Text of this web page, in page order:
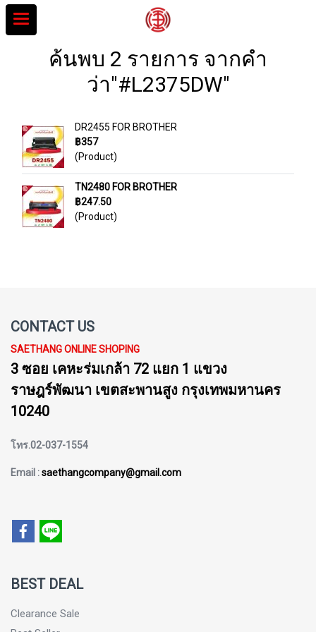
ค้นพบ 2 รายการ จากคำ
ว่า"#L2375DW"
DR2455 FOR BROTHER
฿357
(Product)
TN2480 FOR BROTHER
฿247.50
(Product)
CONTACT US
SAETHANG ONLINE SHOPING
3 ซอย เคหะร่มเกล้า 72 แยก 1 แขวง
ราษฎร์พัฒนา เขตสะพานสูง กรุงเทพมหานคร
10240
โทร.02-037-1554
Email :saethangcompany@gmail.com
BEST DEAL
Clearance Sale